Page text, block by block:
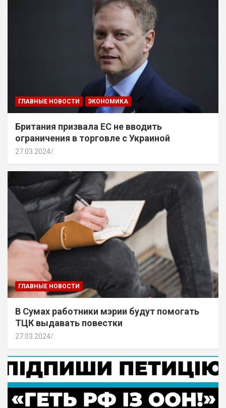
ГЛАВНЫЕ НОВОСТИ ЭКОНОМИКА
Британия призвала ЕС не вводить
ограничения в торговле с Украиной
27.03.2024
ГЛАВНЫЕ НОВОСТИ
В Сумах работники мэрии будут помогать
ТЦК выдавать повестки
27.03.2024